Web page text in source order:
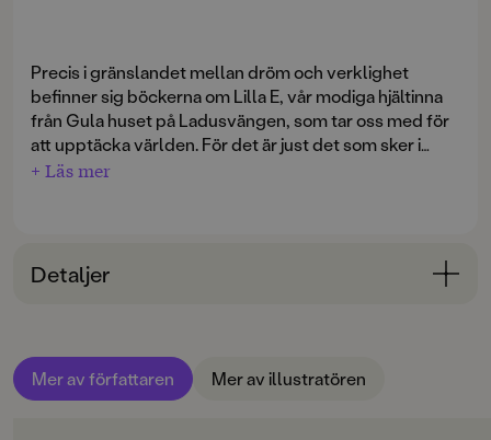
Precis i gränslandet mellan dröm och verklighet
befinner sig böckerna om Lilla E, vår modiga hjältinna
från Gula huset på Ladusvängen, som tar oss med för
att upptäcka världen. För det är just det som sker i
dessa underbara högläsningsböcker.
sockersjuka första dagen, sen ska han och Lilla E ha
semester! Men vad ska Lilla E göra första dagen? Hon
får beställa vad hon vill från room service. Och det gör
hon: äpplen och morötter och sockerbitar, för från
+ Läs mer
Detaljer
ÅLDERSGRUPP
6-9
Mer av författaren Mer av illustratören